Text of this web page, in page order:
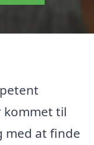
kommet til
med at finde